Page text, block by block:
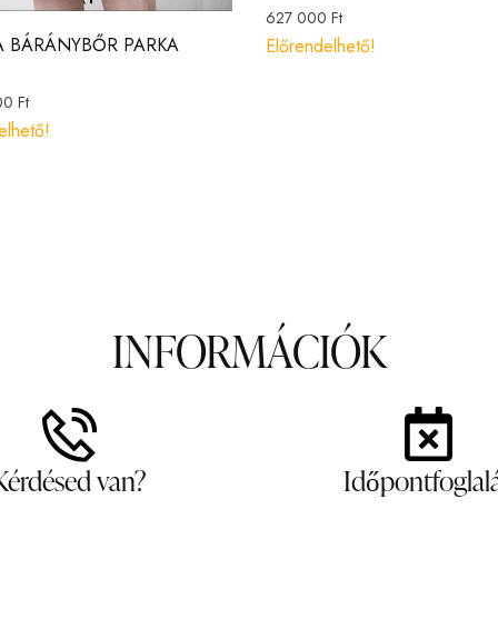
BÁRÁNYBŐR PARKA
Ft
627 000 Ft
Előrendelhető!
INFORMÁCIÓK
van?